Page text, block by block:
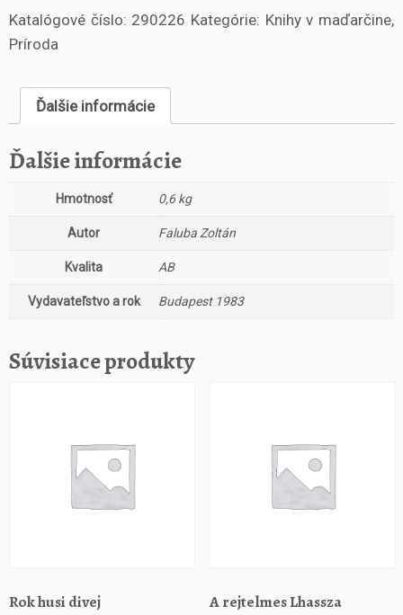
ž
s
h
e
m
z
e
Katalógové číslo: 290226 Kategórie: Knihy v maďarčine,
Príroda
Ďalšie informácie
Ďalšie informácie
Hmotnosť 0,6 kg
Autor Faluba Zoltán
Kvalita AB
Vydavateľstvo a rok Budapest 1983
Súvisiace produkty
Rok husi divej A rejtelmes Lhassza